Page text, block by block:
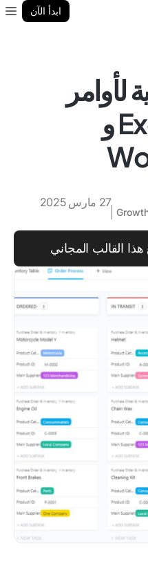
ابدأ الآن
لأوامر
الشراء في Excel و
27 مارس 2025
القالب المجاني